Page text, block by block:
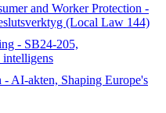
and Worker Protection -
(Local Law 144)
- SB24-205,
- AI-akten, Shaping Europe's